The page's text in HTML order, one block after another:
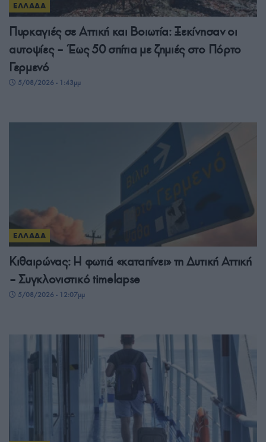
ΕΛΛΑΔΑ
Πυρκαγιές σε Αττική και Βοιωτία: Ξεκίνησαν οι
αυτοψίες – Έως 50 σπίτια με ζημιές στο Πόρτο
Γερμενό
5/08/2026 - 1:43μμ
ΕΛΛΑΔΑ
Κιθαιρώνας: Η φωτιά «καταπίνει» τη Δυτική Αττική
– Συγκλονιστικό timelapse
5/08/2026 - 12:07μμ